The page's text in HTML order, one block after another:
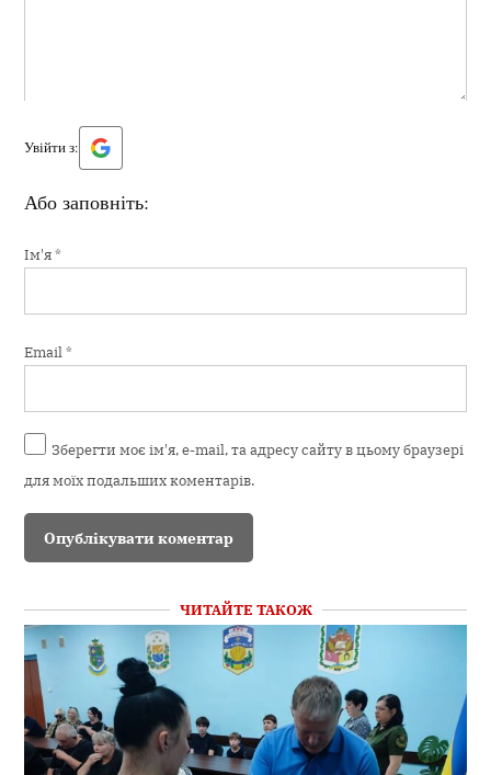
Увійти з:
Або заповніть:
Ім'я*
Email*
Зберегти моє ім'я, e-mail, та адресу сайту в цьому браузері
для моїх подальших коментарів.
ЧИТАЙТЕ ТАКОЖ